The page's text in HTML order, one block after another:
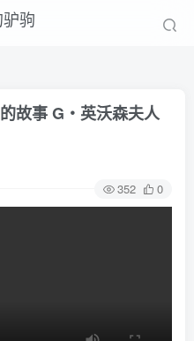
故事 G‧英沃森夫人
352 0